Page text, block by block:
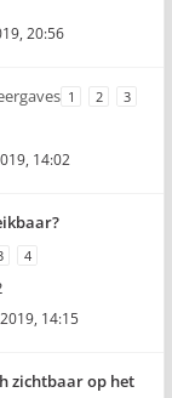
20:56
1 2 3
14:02
4
14:15
zichtbaar op het